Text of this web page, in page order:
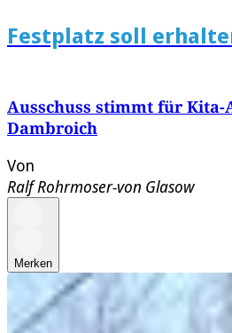
Festplatz soll
Ausschuss stimmt für Kita-
Dambroich
Von
Ralf Rohrmoser-von Glasow
Merken